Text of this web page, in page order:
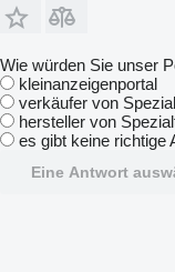
Wie würden Sie unser
kleinanzeigenportal
verkäufer von
hersteller von
es gibt keine richtige
Eine Antwort